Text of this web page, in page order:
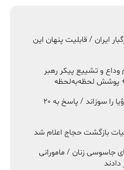
ایران / قابلیت پنهان این
وداع و تشییع پیکر رهبر
پوشش لحظه‌به‌لحظه
ناو وینسنس ۲۹۱ رؤیا را سوزاند / پاسخ به ۲۰
بازگشت حجاج اعلام شد
جاسوسی زنان / مامورانی